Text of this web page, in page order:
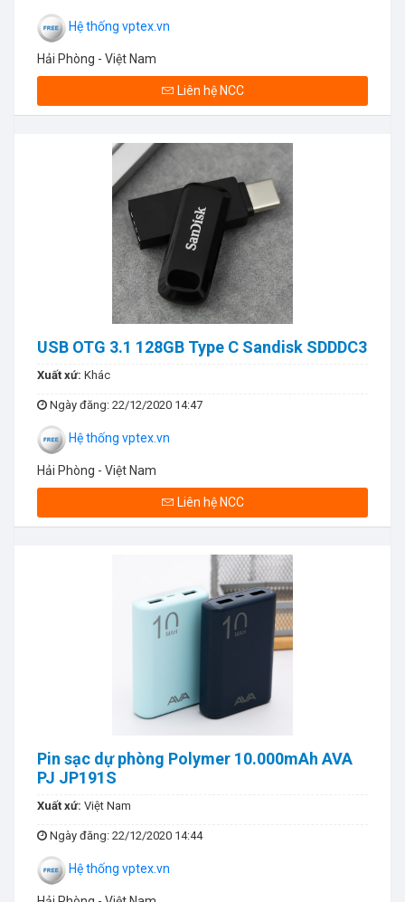
Hệ thống vptex.vn
Hải Phòng - Việt Nam
Liên hệ NCC
USB OTG 3.1 128GB Type C Sandisk SDDDC3
Xuất xứ: Khác
Ngày đăng: 22/12/2020 14:47
Hệ thống vptex.vn
Hải Phòng - Việt Nam
Liên hệ NCC
Pin sạc dự phòng Polymer 10.000mAh AVA
PJ JP191S
Xuất xứ: Việt Nam
Ngày đăng: 22/12/2020 14:44
Hệ thống vptex.vn